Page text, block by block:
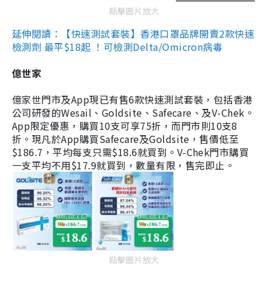
點擊圖片放大
延伸閱讀：【快速測試套裝】香港口罩品牌開賣2款快速
檢測劑 最平$18起 ！可檢測Delta/Omicron病毒
億世家
億家世門市及App現已有售6款快速測試套裝，包括香港
公司研發的Wesail、Goldsite、Safecare、及V-Chek。
App限定優惠，購買10支可享75折，而門市則10支8
折。現凡於App購買Safecare及Goldsite，售價低至
$186.7，平均每支只需$18.6就買到。V-Chek門市購買
一支平均不用$17.9就買到，數量有限，售完即止。
點擊圖片放大